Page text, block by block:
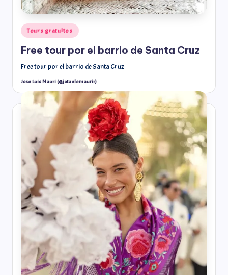
Tours gratuitos
Free tour por el barrio de Santa Cruz
Free tour por el barrio de Santa Cruz
Jose Luis Mauri (@jotaelemaurir)